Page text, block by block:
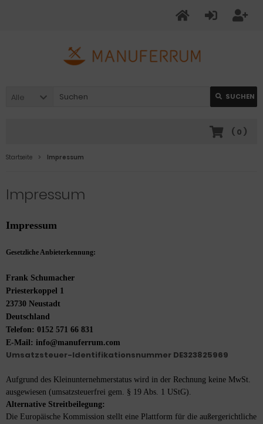
Alle SUCHEN
( 0 )
Startseite Impressum
Impressum
Impressum
Gesetzliche Anbieterkennung:
Frank Schumacher
Priesterkoppel 1
23730 Neustadt
Deutschland
Telefon: 0152 571 66 831
E-Mail: info@manuferrum.com
Umsatzsteuer-Identifikationsnummer DE323825969
Aufgrund des Kleinunternehmerstatus wird in der Rechnung keine MwSt.
ausgewiesen (umsatzsteuerfrei gem. § 19 Abs. 1 UStG).
Alternative Streitbeilegung:
Die Europäische Kommission stellt eine Plattform für die außergerichtliche